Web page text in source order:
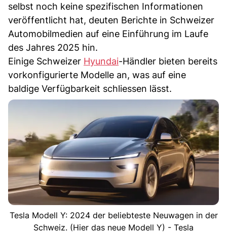
selbst noch keine spezifischen Informationen
veröffentlicht hat, deuten Berichte in Schweizer
Automobilmedien auf eine Einführung im Laufe
des Jahres 2025 hin.
Einige Schweizer Hyundai-Händler bieten bereits
vorkonfigurierte Modelle an, was auf eine
baldige Verfügbarkeit schliessen lässt.
Tesla Modell Y: 2024 der beliebteste Neuwagen in der
Schweiz. (Hier das neue Modell Y) - Tesla